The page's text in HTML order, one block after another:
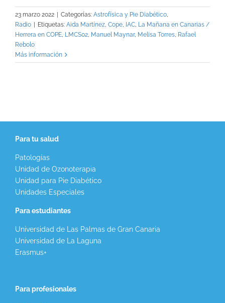
23 marzo 2022 Categorías: Astrofísica y Pie Diabético,
Radio
Etiquetas: Aida Martínez, Cope, IAC, La Mañana en Canarias /
Herrera en COPE, LMCS02, Manuel Maynar, Melisa Torres, Rafael
Rebolo
Más información
Para tu salud
Patologías
Unidad de Ozonoterapia
Unidad para Pie Diabético
Unidades Especiales
Para estudiantes
Universidad de Las Palmas de Gran Canaria
Universidad de La Laguna
Erasmus+
Para profesionales